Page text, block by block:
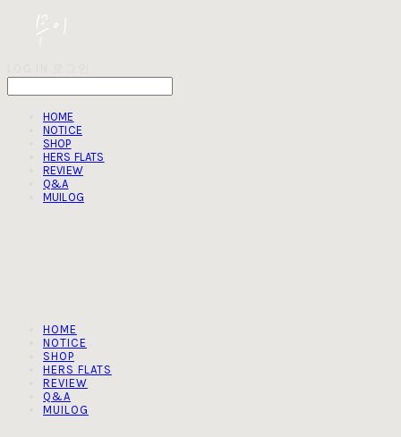
HOME
NOTICE
SHOP
HERS FLATS
REVIEW
Q&A
MUILOG
HOME
NOTICE
SHOP
HERS FLATS
REVIEW
Q&A
MUILOG